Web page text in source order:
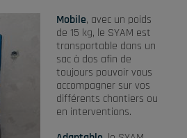
Mobile, avec un poids
de 15 kg, le SYAM est
transportable dans un
sac à dos afin de
toujours pouvoir vous
accompagner sur vos
différents chantiers ou
en interventions.